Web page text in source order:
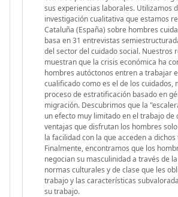
sus experiencias laborales. Utilizamos
investigación cualitativa que estamos
Cataluña (España) sobre hombres
basa en 31 entrevistas
del sector del cuidado social. Nuestros
muestran que la crisis económica ha
hombres autóctonos entren a trabajar
cualificado como es el de los cuidados,
proceso de estratificación basado en
migración. Descubrimos que la
un efecto muy limitado en el trabajo de
ventajas que disfrutan los hombres
la facilidad con la que acceden a
Finalmente, encontramos que los
negocian su masculinidad a través de
normas culturales y de clase que les
trabajo y las características
su trabajo.